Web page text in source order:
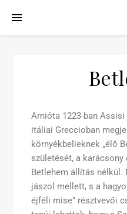
Amióta 1223-ban
itáliai Greccioban
környékbelieknek „élő
születését, a
Betlehem állítás nélkül.
jászol mellett, s a
éjféli mise” résztvevői